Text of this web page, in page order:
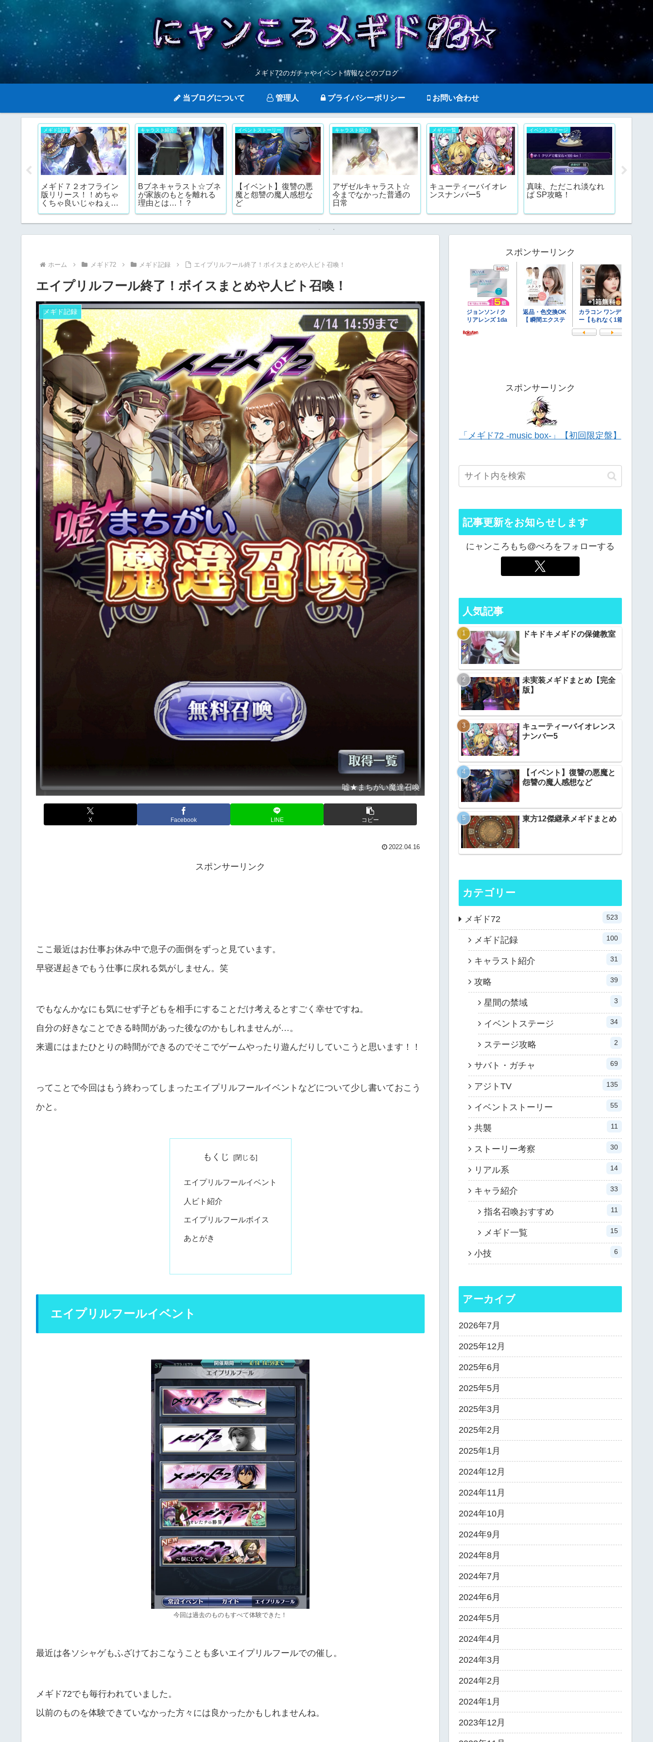
メギド72のガチャやイベント情報などのブログ
当ブログについて 管理人 プライバシーポリシー お問い合わせ
メギド記録
メギド７２オフライン
版リリース！！めちゃ
くちゃ良いじゃねぇか
キャラスト紹介
Bブネキャラスト☆ブネ
が家族のもとを離れる
理由とは…！？
イベントストーリー
【イベント】復讐の悪
魔と怨讐の魔人感想な
ど
キャラスト紹介
アザゼルキャラスト☆
今までなかった普通の
日常
メギド一覧
キューティーバイオレ
ンスナンバー5
イベントステージ
真味、ただこれ淡なれ
ば SP攻略！
ホーム メギド72 メギド記録 エイプリルフール終了！ボイスまとめや人ビト召喚！
エイプリルフール終了！ボイスまとめや人ビト召喚！
メギド記録
嘘★まちがい魔達召喚
X Facebook LINE コピー
2022.04.16
スポンサーリンク
ここ最近はお仕事お休み中で息子の面倒をずっと見ています。
早寝遅起きでもう仕事に戻れる気がしません。笑
でもなんかなにも気にせず子どもを相手にすることだけ考えるとすごく幸せですね。
自分の好きなことできる時間があった後なのかもしれませんが…。
来週にはまたひとりの時間ができるのでそこでゲームやったり遊んだりしていこうと思います！！
ってことで今回はもう終わってしまったエイプリルフールイベントなどについて少し書いておこう
かと。
もくじ
エイプリルフールイベント
人ビト紹介
エイプリルフールボイス
あとがき
エイプリルフールイベント
今回は過去のものもすべて体験できた！
最近は各ソシャゲもふざけておこなうことも多いエイプリルフールでの催し。
メギド72でも毎行われていました。
以前のものを体験できていなかった方々には良かったかもしれませんね。
スポンサーリンク
スポンサーリンク
「メギド72 -music box-」【初回限定盤】
記事更新をお知らせします
にャンころもち@べろをフォローする
人気記事
ドキドキメギドの保健教室
未実装メギドまとめ【完全
版】
キューティーバイオレンス
ナンバー5
【イベント】復讐の悪魔と
怨讐の魔人感想など
東方12傑継承メギドまとめ
カテゴリー
メギド72 523
メギド記録 100
キャラスト紹介 31
攻略 39
星間の禁域 3
イベントステージ 34
ステージ攻略 2
サバト・ガチャ 69
アジトTV 135
イベントストーリー 55
共襲 11
ストーリー考察 30
リアル系 14
キャラ紹介 33
指名召喚おすすめ 11
メギド一覧 15
小技 6
アーカイブ
2026年7月
2025年12月
2025年6月
2025年5月
2025年3月
2025年2月
2025年1月
2024年12月
2024年11月
2024年10月
2024年9月
2024年8月
2024年7月
2024年6月
2024年5月
2024年4月
2024年3月
2024年2月
2024年1月
2023年12月